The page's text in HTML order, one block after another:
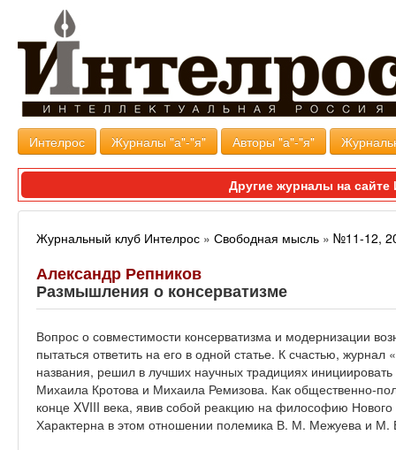
Интелрос Журналы "а"-"я" Авторы "а"-"я"
Другие журналы на
Журнальный клуб Интелрос » Свободная мысль » №11-12,
Александр Репников
Размышления о консерватизме
Вопрос о совместимости консерватизма и модернизации
пытаться ответить на его в одной статье. К счастью,
названия, решил в лучших научных традициях
Михаила Кротова и Михаила Ремизова. Как общественно-
конце XVIII века, явив собой реакцию на философию
Характерна в этом отношении полемика В. М. Межуева и М.